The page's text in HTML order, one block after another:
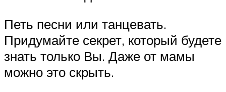
Петь песни или танцевать.
Придумайте секрет, который будете
знать только Вы. Даже от мамы
можно это скрыть.